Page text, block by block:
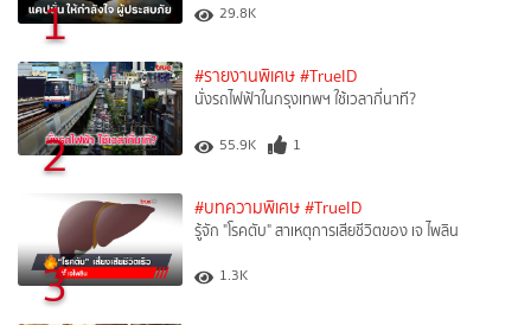
1 29.8K
2
#รายงานพิเศษ #TrueID
นั่งรถไฟฟ้าในกรุงเทพฯ ใช้เวลากี่นาที?
55.9K 1
3
#บทความพิเศษ #TrueID
รู้จัก "โรคตับ" สาเหตุการเสียชีวิตของ เจ ไพลิน
1.3K